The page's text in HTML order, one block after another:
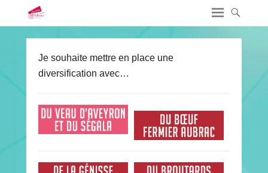
Je souhaite mettre en place une
diversification avec…